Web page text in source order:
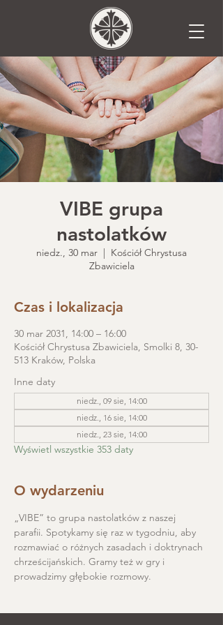
VIBE grupa
nastolatków
niedz., 30 mar
  |
Kościół Chrystusa
Zbawiciela
Czas i lokalizacja
30 mar 2031, 14:00 – 16:00
Kościół Chrystusa Zbawiciela, Smolki 8, 30-
513 Kraków, Polska
Inne daty
niedz., 09 sie, 14:00
niedz., 16 sie, 14:00
niedz., 23 sie, 14:00
Wyświetl wszystkie 353 daty
O wydarzeniu
„VIBE” to grupa nastolatków z naszej
parafii. Spotykamy się raz w tygodniu, aby
rozmawiać o różnych zasadach i doktrynach
chrześcijańskich. Gramy też w gry i
prowadzimy głębokie rozmowy.